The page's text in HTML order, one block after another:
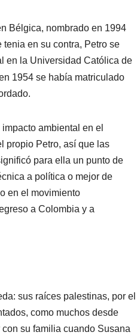
Bélgica, nombrado en 1994
en su contra, Petro se
en la Universidad Católica de
1954 se había matriculado
ambiental en el
propio Petro, así que las
para ella un punto de
a política o mejor de
en el movimiento
a Colombia y a
sus raíces palestinas, por el
como muchos desde
su familia cuando Susana